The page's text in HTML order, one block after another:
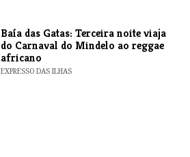
Baía das Gatas: Terceira noite viaja
do Carnaval do Mindelo ao reggae
africano
EXPRESSO DAS ILHAS